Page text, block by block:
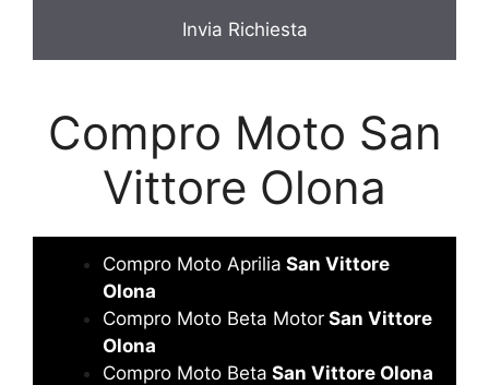
Compro Moto San
Vittore Olona
Compro Moto Aprilia San Vittore
Olona
Compro Moto Beta Motor San Vittore
Olona
Compro Moto Beta San Vittore Olona